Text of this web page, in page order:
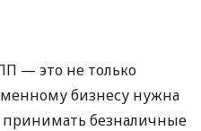
— это не только
бизнесу нужна
принимать безналичные